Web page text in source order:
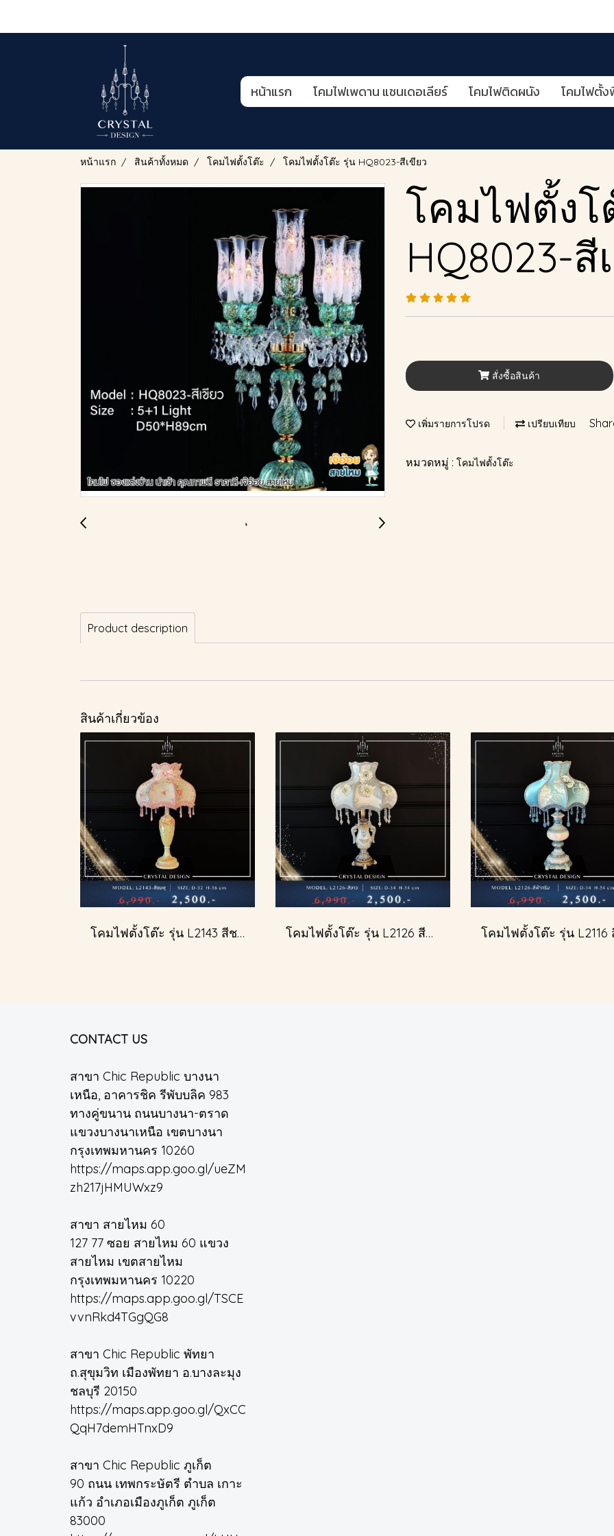
หน้าแรก โคมไฟเพดาน แชนเดอเลียร์ โคมไฟติดผนัง โคมไฟตั้
หน้าแรก สินค้าทั้งหมด โคมไฟตั้งโต๊ะ โคมไฟตั้งโต๊ะ รุ่น HQ8023-สีเขียว
โคมไฟตั้งโ
HQ8023-สี
สั่งซื้อสินค้า
เพิ่มรายการโปรด เปรียบเทียบ
หมวดหมู่ : โคมไฟตั้งโต๊ะ
Product description
สินค้าเกี่ยวข้อง
โคมไฟตั้งโต๊ะ รุ่น L2143 สีชมพู (ตั้งโต๊ะ) โคมไฟตั้งโต๊ะ รุ่น L2126 สีขาว (ตั้งโต๊ะ)
CONTACT US
สาขา Chic Republic บางนา
เหนือ, อาคารชิค รีพับบลิค 983
ทางคู่ขนาน ถนนบางนา-ตราด
แขวงบางนาเหนือ เขตบางนา
กรุงเทพมหานคร 10260
https://maps.app.goo.gl/ueZM
zh217jHMUWxz9
สาขา สายไหม 60
127 77 ซอย สายไหม 60 แขวง
สายไหม เขตสายไหม
กรุงเทพมหานคร 10220
https://maps.app.goo.gl/TSCE
vvnRkd4TGgQG8
สาขา Chic Republic พัทยา
ถ.สุขุมวิท เมืองพัทยา อ.บางละมุง
ชลบุรี 20150
https://maps.app.goo.gl/QxCC
QqH7demHTnxD9
สาขา Chic Republic ภูเก็ต
90 ถนน เทพกระษัตรี ตำบล เกาะ
แก้ว อำเภอเมืองภูเก็ต ภูเก็ต
83000